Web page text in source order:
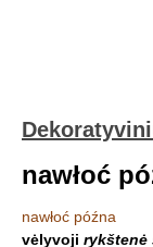
nawłoć
nawłoć późna
vėlyvoji rykštenė